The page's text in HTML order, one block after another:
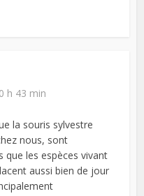
h 43 min
la souris sylvestre
nous, sont
que les espèces vivant
aussi bien de jour